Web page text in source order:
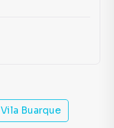
Vila Buarque